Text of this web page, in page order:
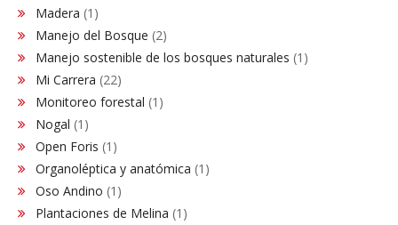
Madera (1)
Manejo del Bosque (2)
Manejo sostenible de los bosques naturales (1)
Mi Carrera (22)
Monitoreo forestal (1)
Nogal (1)
Open Foris (1)
Organoléptica y anatómica (1)
Oso Andino (1)
Plantaciones de Melina (1)